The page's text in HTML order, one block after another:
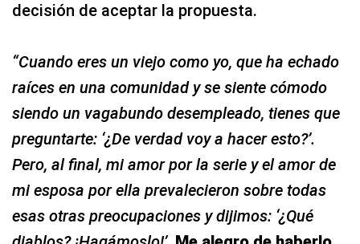
decisión de aceptar la propuesta.
“Cuando eres un viejo como yo, que ha echado
raíces en una comunidad y se siente cómodo
siendo un vagabundo desempleado, tienes que
preguntarte: ‘¿De verdad voy a hacer esto?’.
Pero, al final, mi amor por la serie y el amor de
mi esposa por ella prevalecieron sobre todas
esas otras preocupaciones y dijimos: ‘¿Qué